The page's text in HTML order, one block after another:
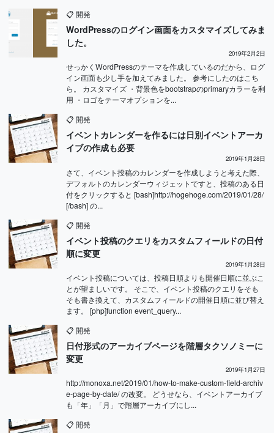
📋 開発
WordPressのログイン画面をカスタマイズしてみま
した。
2019年2月2日
せっかくWordPressのテーマを作成しているのだから、ログ
イン画面も少し手を加えてみました。 参考にしたのはこち
ら。 カスタマイズ ・背景色をbootstrapのprimaryカラーを利
用 ・ロゴをテーマオプションを...
📋 開発
イベントカレンダーを作るには日別イベントアーカ
イブの作成も必要
2019年1月28日
さて、イベント投稿のカレンダーを作成しようと考えた際、
デフォルトのカレンダーウィジェットですと、投稿のある日
付をクリックすると [bash]http://hogehoge.com/2019/01/28/
[/bash] の...
📋 開発
イベント投稿のクエリをカスタムフィールドの日付
順に変更
2019年1月28日
イベント投稿については、投稿日順よりも開催日順に並ぶこ
とが望ましいです。 そこで、イベント投稿のクエリをそも
そも書き換えて、カスタムフィールドの開催日順に並び替え
ます。 [php]function event_query...
📋 開発
日付形式のアーカイブページを階層タクソノミーに
変更
2019年1月27日
http://monoxa.net/2019/01/how-to-make-custom-field-archiv
e-page-by-date/ の改変。 どうせなら、イベントアーカイブ
も「年」「月」で階層アーカイブにし...
📋 開発